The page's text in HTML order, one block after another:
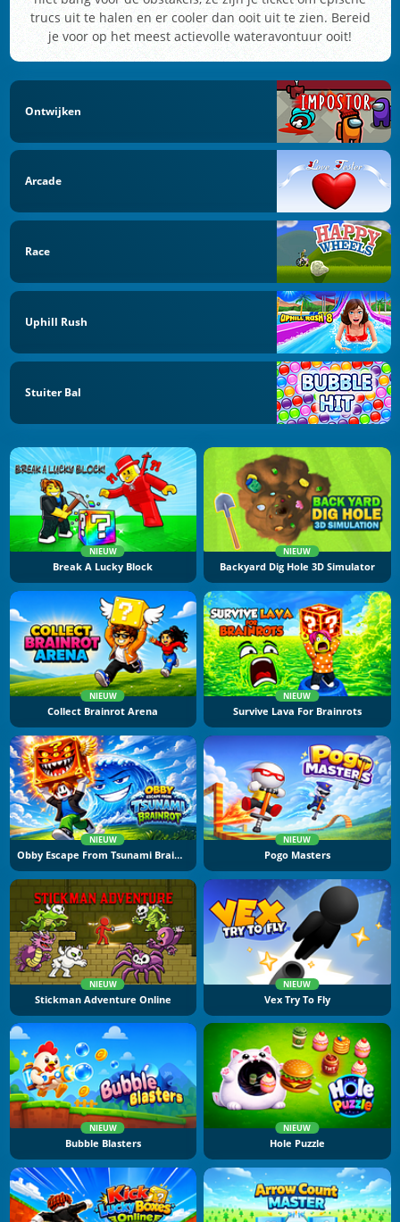
trucs uit te halen en er cooler dan ooit uit te zien. Bereid
je voor op het meest actievolle wateravontuur ooit!
Ontwijken
Arcade
Race
Uphill Rush
Stuiter Bal
NIEUW
Break A Lucky Block
NIEUW
Backyard Dig Hole 3D Simulator
NIEUW
Collect Brainrot Arena
NIEUW
Survive Lava For Brainrots
NIEUW
Obby Escape From Tsunami Brainrot
NIEUW
Pogo Masters
NIEUW
Stickman Adventure Online
NIEUW
Vex Try To Fly
NIEUW
Bubble Blasters
NIEUW
Hole Puzzle